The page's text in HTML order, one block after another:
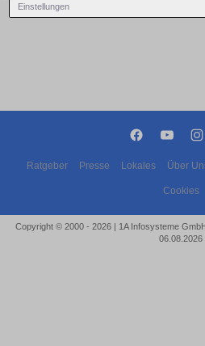
Einstellungen
Ratgeber Presse Lokales Über
Cookies
Copyright © 2000 - 2026 | 1A Infosysteme
06.08.2026